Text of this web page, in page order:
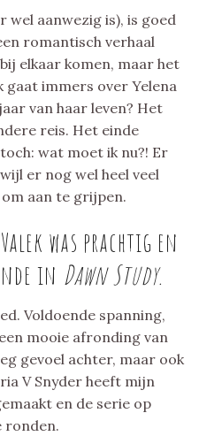
wel aanwezig is), is goed
romantisch verhaal
elkaar komen, maar het
gaat immers over Yelena
van haar leven? Het
reis. Het einde
wat moet ik nu?! Er
er nog wel heel veel
aan te grijpen.
was prachtig en
in Dawn Study.
Voldoende spanning,
mooie afronding van
gevoel achter, maar ook
V Snyder heeft mijn
en de serie op
ronden.